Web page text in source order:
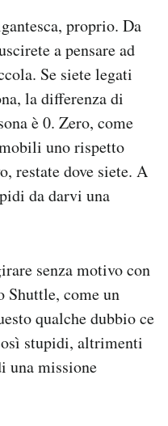
proprio. Da
a pensare ad
Se siete legati
la differenza di
è 0. Zero, come
uno rispetto
restate dove siete. A
da darvi una
senza motivo con
come un
qualche dubbio ce
stupidi, altrimenti
una missione